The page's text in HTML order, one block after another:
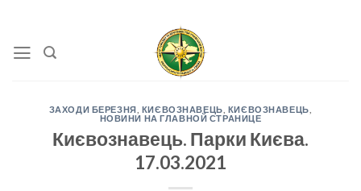
content
ЗАХОДИ БЕРЕЗНЯ КИЄВОЗНАВЕЦЬ КИЄВОЗНАВЕЦЬ
НОВИНИ НА ГЛАВНОЙ СТРАНИЦЕ
Києвознавець. Парки Києва.
17.03.2021